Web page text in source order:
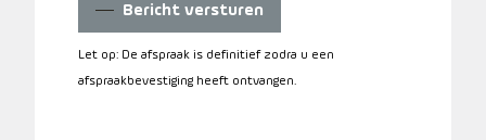
Bericht versturen
Let op: De afspraak is definitief zodra u een
afspraakbevestiging heeft ontvangen.